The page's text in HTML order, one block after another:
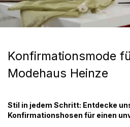
Konfirmationsmode
Modehaus Heinze
Stil in jedem Schritt: Entdecke
Konfirmationshosen für einen